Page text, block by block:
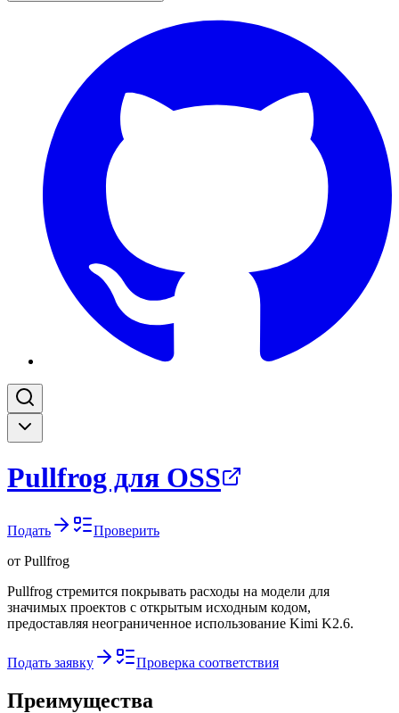
Pullfrog для OSS
Подать
Проверить
от Pullfrog
Pullfrog стремится покрывать расходы на модели для
значимых проектов с открытым исходным кодом,
предоставляя неограниченное использование Kimi K2.6.
Подать заявку Проверка соответствия
Преимущества